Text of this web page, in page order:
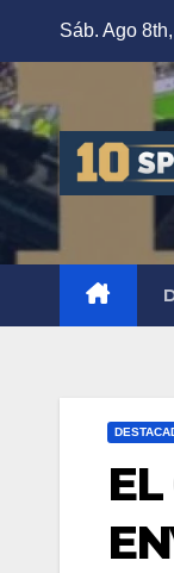
Sáb. Ago